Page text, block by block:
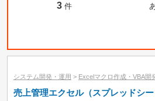
3件
システム開発・運用 > Excelマクロ作成・VBA開
売上管理エクセル（スプレッドシ